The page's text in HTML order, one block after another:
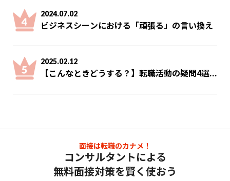
2024.07.02
ビジネスシーンにおける「頑張る」の言い換え
2025.02.12
【こんなときどうする？】転職活動の疑問4選...
面接は転職のカナメ！
コンサルタントによる
無料面接対策を賢く使おう